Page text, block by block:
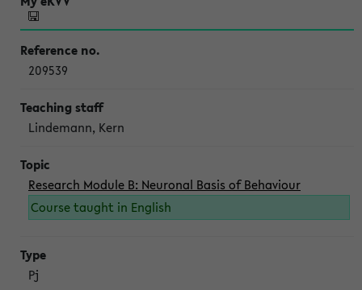
209539
Lindemann, Kern
Research Module B: Neuronal Basis of Behaviour
Course taught in English
Pj